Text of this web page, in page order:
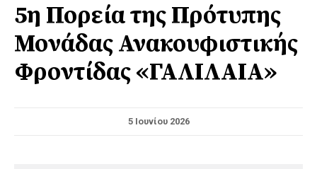
5η Πορεία της Πρότυπης
Μονάδας Ανακουφιστικής
Φροντίδας «ΓΑΛΙΛΑΙΑ»
5 Ιουνίου 2026